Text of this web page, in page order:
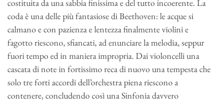
costituita da una sabbia finissima e del tutto incoerente. La
coda è una delle più fantasiose di Beethoven: le acque si
calmano e con pazienza e lentezza finalmente violini e
fagotto riescono, sfiancati, ad enunciare la melodia, seppur
fuori tempo ed in maniera impropria. Dai violoncelli una
cascata di note in fortissimo reca di nuovo una tempesta che
solo tre forti accordi dell’orchestra piena riescono a
contenere, concludendo così una Sinfonia davvero